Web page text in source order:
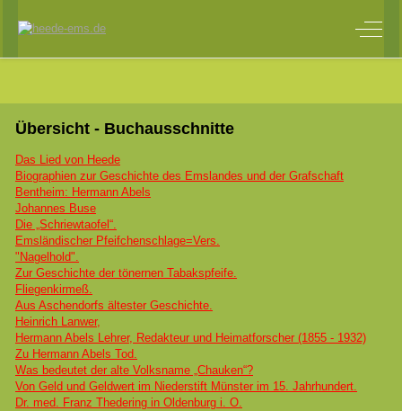
Off-
Übersicht - Buchausschnitte
Das Lied von Heede
Biographien zur Geschichte des Emslandes und der Grafschaft
Bentheim: Hermann Abels
Johannes Buse
Die „Schriewtaofel“.
Emsländischer Pfeifchenschlage=Vers.
"Nagelhold".
Zur Geschichte der tönernen Tabakspfeife.
Fliegenkirmeß.
Aus Aschendorfs ältester Geschichte.
Heinrich Lanwer,
Hermann Abels Lehrer, Redakteur und Heimatforscher (1855 - 1932)
Zu Hermann Abels Tod.
Was bedeutet der alte Volksname „Chauken“?
Von Geld und Geldwert im Niederstift Münster im 15. Jahrhundert.
Dr. med. Franz Thedering in Oldenburg i. O.